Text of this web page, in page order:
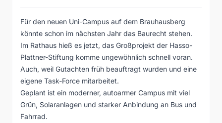
Für den neuen Uni-Campus auf dem Brauhausberg
könnte schon im nächsten Jahr das Baurecht stehen.
Im Rathaus hieß es jetzt, das Großprojekt der Hasso-
Plattner-Stiftung komme ungewöhnlich schnell voran.
Auch, weil Gutachten früh beauftragt wurden und eine
eigene Task-Force mitarbeitet.
Geplant ist ein moderner, autoarmer Campus mit viel
Grün, Solaranlagen und starker Anbindung an Bus und
Fahrrad.